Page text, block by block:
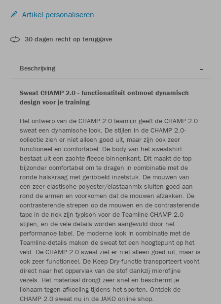
Artikel personaliseren
30 dagen recht op teruggave
Beschrijving
Sweat CHAMP 2.0 - functionaliteit ontmoet dynamisch
design voor je training
Het ontwerp van de CHAMP 2.0 teamlijn geeft de CHAMP 2.0
sweat een dynamische look. De stijlen in de CHAMP 2.0-
collectie zien er niet alleen goed uit, maar zijn ook zeer
functioneel en comfortabel. De body van het sweatshirt
bestaat uit een zachte fleece binnenkant. Dit maakt de top
bijzonder comfortabel om te dragen in combinatie met de
ronde halskraag met geribbeld inzetstuk. De mouwen van
een zeer elastische polyester/elastaanmix sluiten goed aan
rond de armen en voorkomen dat de mouwen afzakken. De
contrasterende strepen op de mouwen en de contrasterende
tape in de nek zijn typisch voor de Teamline CHAMP 2.0
stijlen, en de vele details worden aangevuld door het
performance label. De moderne look in combinatie met de
Teamline-details maken de sweat tot een hoogtepunt op het
veld. De CHAMP 2.0 sweat ziet er niet alleen goed uit, maar is
ook zeer functioneel. De Keep Dry-functie transporteert vocht
direct naar het oppervlak van de stof dankzij microfijne
vezels. Het materiaal droogt zeer snel en beschermt je
lichaam tegen afkoeling tijdens het sporten. Ontdek de
CHAMP 2.0 sweat nu in de JAKO online shop.